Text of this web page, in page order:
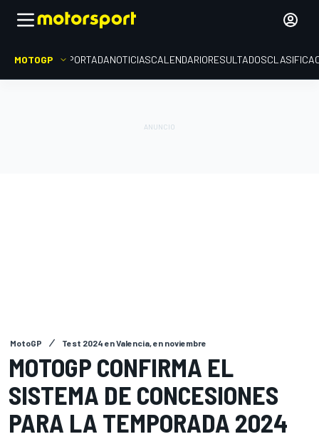
MOTOGP PORTADANOTICIASCALENDARIORESULTADOS
MotoGP Test 2024 en Valencia, en noviembre
MOTOGP CONFIRMA EL
SISTEMA DE CONCESIONES
PARA LA TEMPORADA 2024